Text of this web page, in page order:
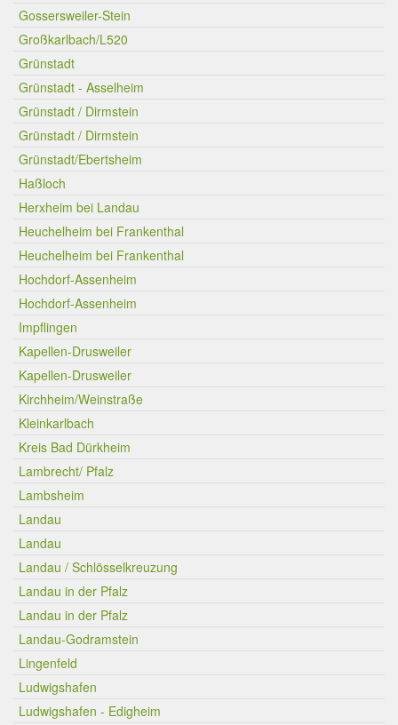
Gossersweiler-Stein
Großkarlbach/L520
Grünstadt
Grünstadt - Asselheim
Grünstadt / Dirmstein
Grünstadt / Dirmstein
Grünstadt/Ebertsheim
Haßloch
Herxheim bei Landau
Heuchelheim bei Frankenthal
Heuchelheim bei Frankenthal
Hochdorf-Assenheim
Hochdorf-Assenheim
Impflingen
Kapellen-Drusweiler
Kapellen-Drusweiler
Kirchheim/Weinstraße
Kleinkarlbach
Kreis Bad Dürkheim
Lambrecht/ Pfalz
Lambsheim
Landau
Landau
Landau / Schlösselkreuzung
Landau in der Pfalz
Landau in der Pfalz
Landau-Godramstein
Lingenfeld
Ludwigshafen
Ludwigshafen - Edigheim